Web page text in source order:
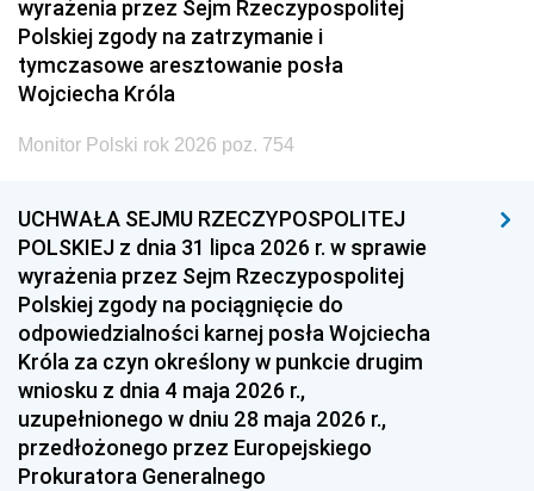
wyrażenia przez Sejm Rzeczypospolitej
Polskiej zgody na zatrzymanie i
tymczasowe aresztowanie posła
Wojciecha Króla
Monitor Polski rok 2026 poz. 754
UCHWAŁA SEJMU RZECZYPOSPOLITEJ
POLSKIEJ z dnia 31 lipca 2026 r. w sprawie
wyrażenia przez Sejm Rzeczypospolitej
Polskiej zgody na pociągnięcie do
odpowiedzialności karnej posła Wojciecha
Króla za czyn określony w punkcie drugim
wniosku z dnia 4 maja 2026 r.,
uzupełnionego w dniu 28 maja 2026 r.,
przedłożonego przez Europejskiego
Prokuratora Generalnego